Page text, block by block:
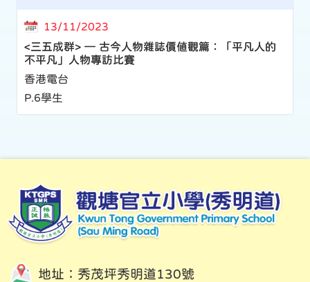
13/11/2023
<三五成群> — 古今人物雜誌價值觀篇：「平凡人的
不平凡」人物專訪比賽
香港電台
P.6學生
地址：秀茂坪秀明道130號